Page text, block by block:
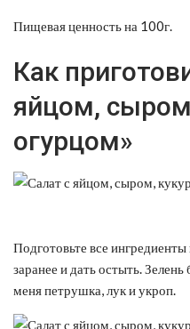
Пищевая ценность на 100г.
Как
яйцом,
огурцом»
Подготовьте все
заранее и дать остыть.
меня петрушка, лук и укроп.